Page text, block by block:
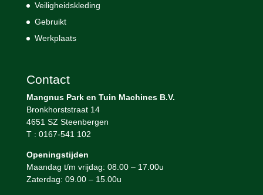
Veiligheidskleding
Gebruikt
Werkplaats
Contact
Mangnus Park en Tuin Machines B.V.
Bronkhorststraat 14
4651 SZ Steenbergen
T : 0167-541 102
Openingstijden
Maandag t/m vrijdag: 08.00 – 17.00u
Zaterdag: 09.00 – 15.00u